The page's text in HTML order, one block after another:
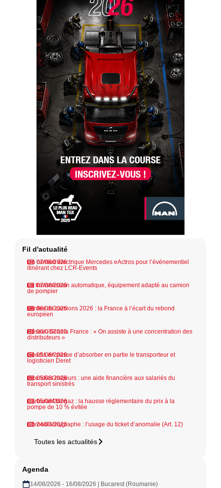
Fil d'actualité
07/08/2026
Un camion électrique Mercedes eActros pour l’événementiel
itinérant chez LCR-Events
07/08/2026
La transmission automatique, équipement adapté au camion
de pompier
06/08/2026
Ventes de camions 2026 : la France à l’écart du rebond
européen
06/08/2026
Réseau Scania France : « On assiste à une concentration des
distributeurs »
05/08/2026
Geodis en passe d’absorber en partie le transporteur et
logisticien Deret
05/08/2026
Incendies majeurs : une aide financière aux salariés du
transport sinistrés
05/08/2026
Carburant biogaz : la hausse réglementaire du prix à la
pompe de 10 % évitée
24/07/2026
Chronotachygraphe : l’usage du ticket d’anomalie (Art. 12)
Toutes les actualités
Agenda
14/08/2026 - 16/08/2026 | Bucarest (Roumanie)